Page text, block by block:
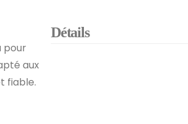
pour
aux
fiable.
Détails